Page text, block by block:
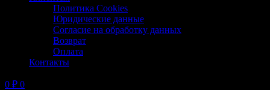
Политика Cookies
Юридические данные
Согласие на обработку данных
Возврат
Оплата
Контакты
0 ₽ 0